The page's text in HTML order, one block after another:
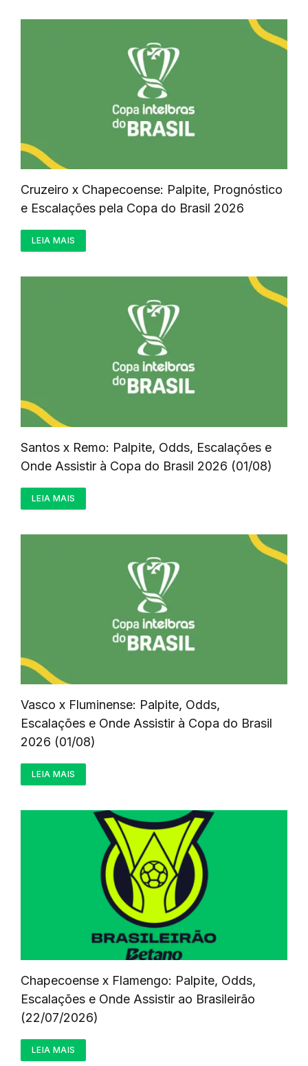
Cruzeiro x Chapecoense: Palpite, Prognóstico
e Escalações pela Copa do Brasil 2026
LEIA MAIS
Santos x Remo: Palpite, Odds, Escalações e
Onde Assistir à Copa do Brasil 2026 (01/08)
LEIA MAIS
Vasco x Fluminense: Palpite, Odds,
Escalações e Onde Assistir à Copa do Brasil
2026 (01/08)
LEIA MAIS
Chapecoense x Flamengo: Palpite, Odds,
Escalações e Onde Assistir ao Brasileirão
(22/07/2026)
LEIA MAIS